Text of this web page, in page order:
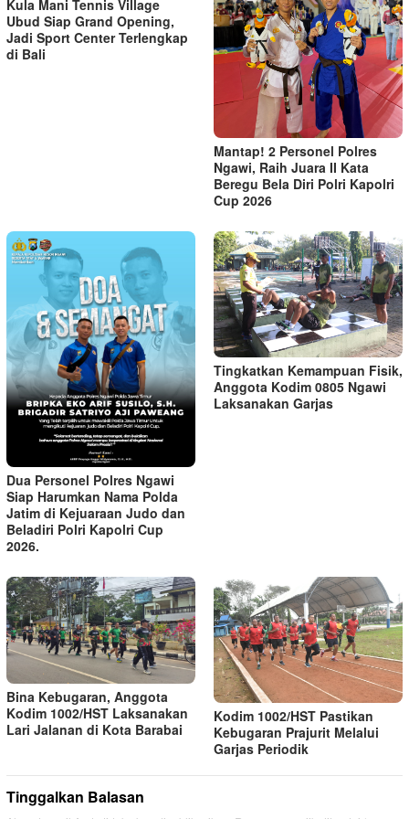
Kula Mani Tennis Village
Ubud Siap Grand Opening,
Jadi Sport Center Terlengkap
di Bali
Mantap! 2 Personel Polres
Ngawi, Raih Juara II Kata
Beregu Bela Diri Polri Kapolri
Cup 2026
Dua Personel Polres Ngawi
Siap Harumkan Nama Polda
Jatim di Kejuaraan Judo dan
Beladiri Polri Kapolri Cup
2026.
Tingkatkan Kemampuan Fisik,
Anggota Kodim 0805 Ngawi
Laksanakan Garjas
Bina Kebugaran, Anggota
Kodim 1002/HST Laksanakan
Lari Jalanan di Kota Barabai
Kodim 1002/HST Pastikan
Kebugaran Prajurit Melalui
Garjas Periodik
Tinggalkan Balasan